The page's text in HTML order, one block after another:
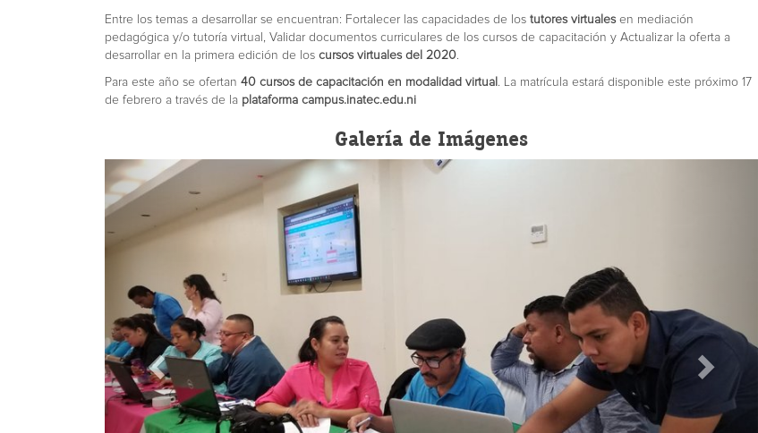
Entre los temas a desarrollar se encuentran: Fortalecer las capacidades de los tutores virtualesen mediación
pedagógica y/o tutoría virtual, Validar documentos curriculares de los cursos de capacitación y Actualizar la oferta a
desarrollar en la primera edición de los cursos virtuales del 2020.
Para este año se ofertan 40 cursos de capacitación en modalidad virtual . La matrícula estará disponible este próximo 17
de febrero a través de la plataforma campus.inatec.edu.ni
Galería de Imágenes